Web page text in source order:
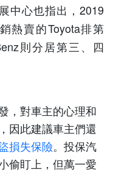
中心也指出，2019
熱賣的Toyota排第
則分居第三、四
，對車主的心理和
因此建議車主們還
損失保險。投保汽
偷盯上，但萬一愛